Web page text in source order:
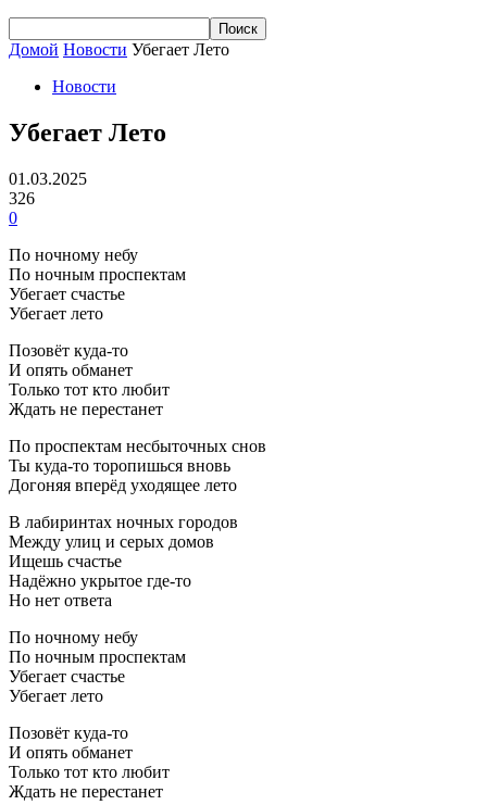
Домой Новости Убегает Лето
Новости
Убегает Лето
01.03.2025
326
0
По ночному небу
По ночным проспектам
Убегает счастье
Убегает лето
Позовёт куда-то
И опять обманет
Только тот кто любит
Ждать не перестанет
По проспектам несбыточных снов
Ты куда-то торопишься вновь
Догоняя вперёд уходящее лето
В лабиринтах ночных городов
Между улиц и серых домов
Ищешь счастье
Надёжно укрытое где-то
Но нет ответа
По ночному небу
По ночным проспектам
Убегает счастье
Убегает лето
Позовёт куда-то
И опять обманет
Только тот кто любит
Ждать не перестанет